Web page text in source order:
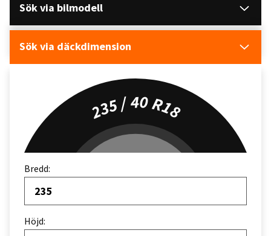
Sök via bilmodell
Sök via däckdimension
235 / 40 R18
Bredd:
235
Höjd: